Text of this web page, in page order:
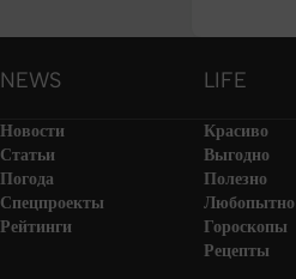
NEWS LIFE
Новости
Статьи
Погода
Спецпроекты
Рейтинги
Красиво
Выгодно
Полезно
Любопытно
Гороскопы
Рецепты